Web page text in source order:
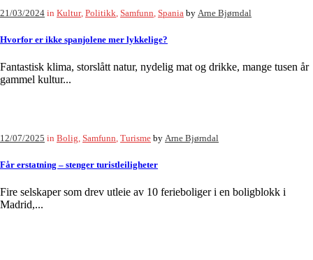
21/03/2024 in Kultur, Politikk Samfunn Spania by Arne Bjørndal
Hvorfor er ikke spanjolene mer lykkelige?
Fantastisk klima, storslått natur, nydelig mat og drikke, mange tusen år
gammel kultur...
12/07/2025 in Bolig, Samfunn, Turisme by Arne Bjørndal
Får erstatning – stenger turistleiligheter
Fire selskaper som drev utleie av 10 ferieboliger i en boligblokk i
Madrid,...